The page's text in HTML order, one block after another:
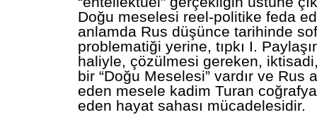
Doğu meselesi reel-politike feda
anlamda Rus düşünce tarihinde
problematiği yerine, tıpkı I.
haliyle, çözülmesi gereken,
bir “Doğu Meselesi” vardır ve Rus
eden mesele kadim Turan
eden hayat sahası mücadelesidir.